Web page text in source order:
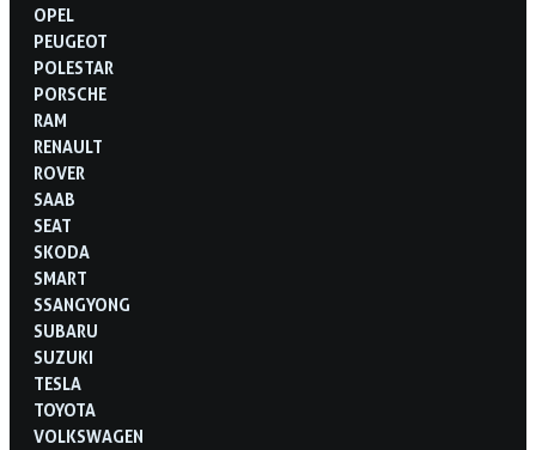
OPEL
PEUGEOT
POLESTAR
PORSCHE
RAM
RENAULT
ROVER
SAAB
SEAT
SKODA
SMART
SSANGYONG
SUBARU
SUZUKI
TESLA
TOYOTA
VOLKSWAGEN